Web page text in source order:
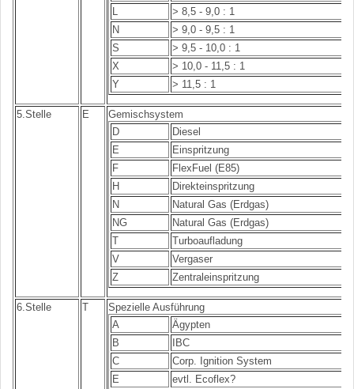
L
> 8,5 - 9,0 : 1
N
> 9,0 - 9,5 : 1
S
> 9,5 - 10,0 : 1
X
> 10,0 - 11,5 : 1
Y
> 11,5 : 1
5.Stelle E
Gemischsystem
D
Diesel
E
Einspritzung
F
FlexFuel (E85)
H
Direkteinspritzung
N
Natural Gas (Erdgas)
NG
Natural Gas (Erdgas)
T
Turboaufladung
V
Vergaser
Z
Zentraleinspritzung
6.Stelle T
Spezielle Ausführung
A
Ägypten
B
IBC
C
Corp. Ignition System
E
evtl. Ecoflex?